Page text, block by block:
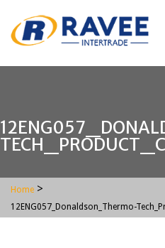
Home >
12ENG057_Donaldson_Thermo-